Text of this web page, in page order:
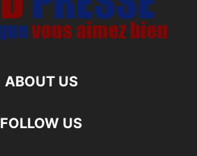
ABOUT US
FOLLOW US